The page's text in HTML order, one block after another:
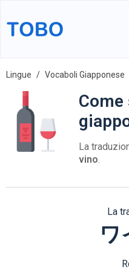
Lingue Vocaboli Giapponese
La
vino.
La
ワ